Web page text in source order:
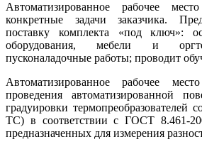
Автоматизированное рабочее
конкретные задачи заказчика.
поставку комплекта «под ключ»:
оборудования, мебели и
пусконаладочные работы; проводит
Автоматизированное рабочее
проведения автоматизированной
градуировки термопреобразователей
ТС) в соответствии с ГОСТ 8.461-
предназначенных для измерения